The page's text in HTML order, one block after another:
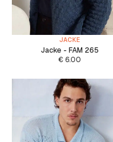
JACKE
Jacke - FAM 265
€ 6.00